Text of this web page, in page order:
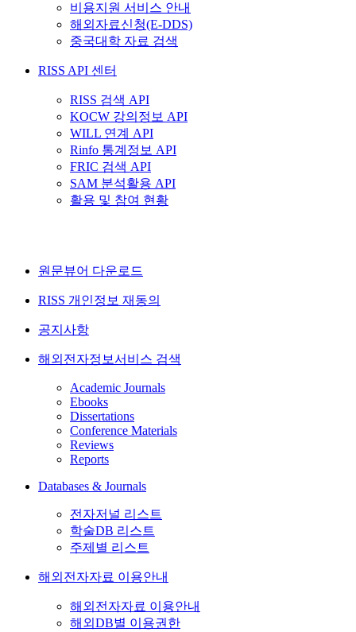
비용지원 서비스 안내
해외자료신청(E-DDS)
중국대학 자료 검색
RISS API 센터
RISS 검색 API
KOCW 강의정보 API
WILL 연계 API
Rinfo 통계정보 API
FRIC 검색 API
SAM 분석활용 API
활용 및 참여 현황
원문뷰어 다운로드
RISS 개인정보 재동의
공지사항
해외전자정보서비스 검색
Academic Journals
Ebooks
Dissertations
Conference Materials
Reviews
Reports
Databases & Journals
전자저널 리스트
학술DB 리스트
주제별 리스트
해외전자자료 이용안내
해외전자자료 이용안내
해외DB별 이용권한